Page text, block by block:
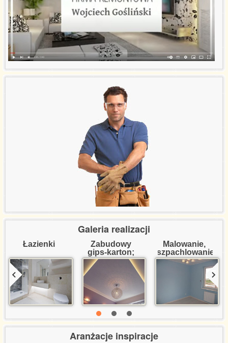
Aranżacje inspiracje
Poradnik remontowy
Referencje certyfikaty
Wycena usług
Kontakt
Galeria realizacji
Łazienki
Zabudowy
gips-karton;
dekoracje
Malowanie,
szpachlowanie
Aranżacje inspiracje